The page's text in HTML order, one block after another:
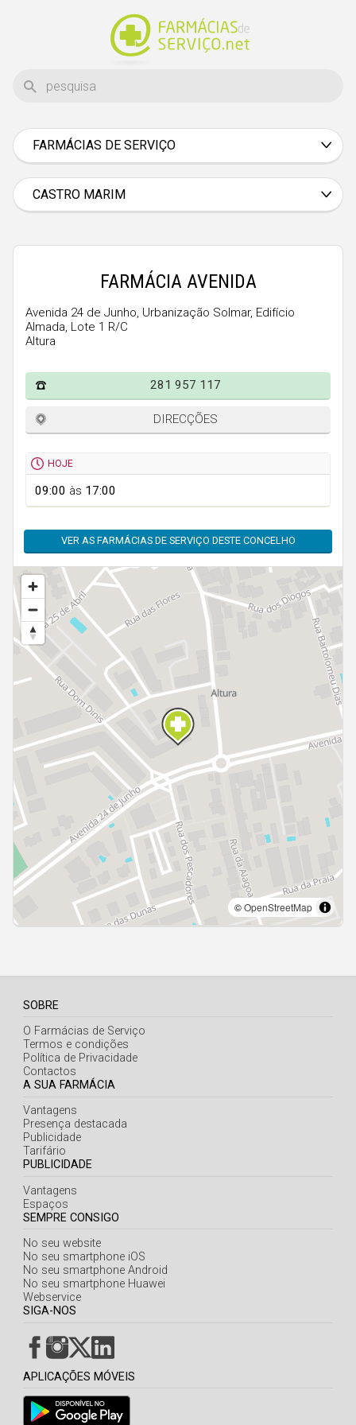
FARMÁCIAS DE SERVIÇO
Braga
Bragança
Castelo Branco
Évora
Guarda
Leiria
Portalegre
Santarém
Setúbal
Viana do Castelo
Vila Real
Viseu
Madeira
CASTRO MARIM
FARMÁCIA AVENIDA
Avenida 24 de Junho, Urbanização Solmar, Edifício
Almada, Lote 1 R/C
Altura
281 957 117
DIRECÇÕES
HOJE
09:00 às 17:00
VER AS FARMÁCIAS DE SERVIÇO DESTE CONCELHO
SOBRE
O Farmácias de Serviço
Termos e condições
Política de Privacidade
Contactos
A SUA FARMÁCIA
Vantagens
Presença destacada
Publicidade
Tarifário
PUBLICIDADE
Vantagens
Espaços
SEMPRE CONSIGO
No seu website
No seu smartphone iOS
No seu smartphone Android
No seu smartphone Huawei
Webservice
SIGA-NOS
APLICAÇÕES MÓVEIS